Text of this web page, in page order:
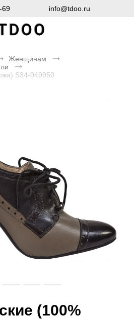
69 info@tdoo.ru
Женщинам
S34-049950
(100%